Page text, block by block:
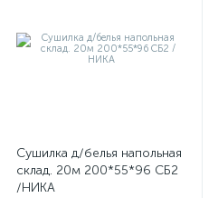
Сушилка д/белья напольная
склад. 20м 200*55*96 СБ2
/НИКА